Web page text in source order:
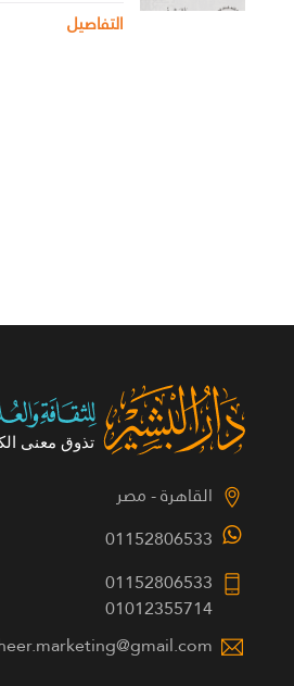
التفاصيل
القاهرة - مصر
01152806533
01152806533
01012355714